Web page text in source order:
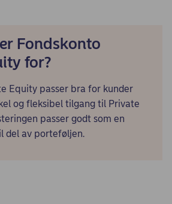
Fondskonto
for?
Equity passer bra for kunder
og fleksibel tilgang til Private
passer godt som en
del av porteføljen.